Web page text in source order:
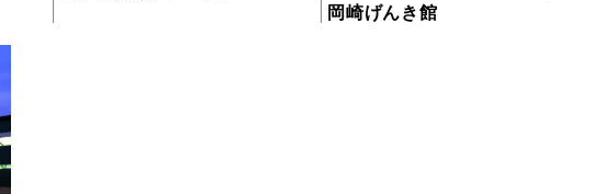
岡崎げんき館